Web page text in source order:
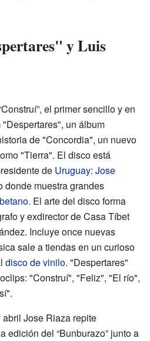
y Luis
el primer sencillo y en
un álbum
de "Concordia", un nuevo
"Tierra". El disco está
de Uruguay: Jose
donde muestra grandes
. El arte del disco forma
y exdirector de Casa Tíbet
Incluye once nuevas
sale a tiendas en un curioso
disco de vinilo. "Despertares"
"Construí", "Feliz", "El río",
Jose Riaza repite
edición del “Bunburazo” junto a